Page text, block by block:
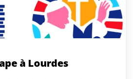
à Lourdes